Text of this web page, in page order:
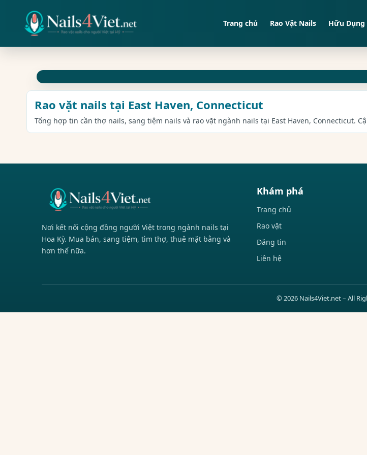
Trang chủ Rao Vặt Nails Hữu Dụng
Rao vặt nails tại East Haven, Connecticut
Tổng hợp tin cần thợ nails, sang tiệm nails và rao vặt ngành nails tại East Haven, Connecticut.
Nơi kết nối cộng đồng người Việt trong ngành nails tại
Hoa Kỳ. Mua bán, sang tiệm, tìm thợ, thuê mặt bằng và
hơn thế nữa.
Khám phá
Trang chủ
Rao vặt
Đăng tin
Liên hệ
© 2026 Nails4Viet.net – All